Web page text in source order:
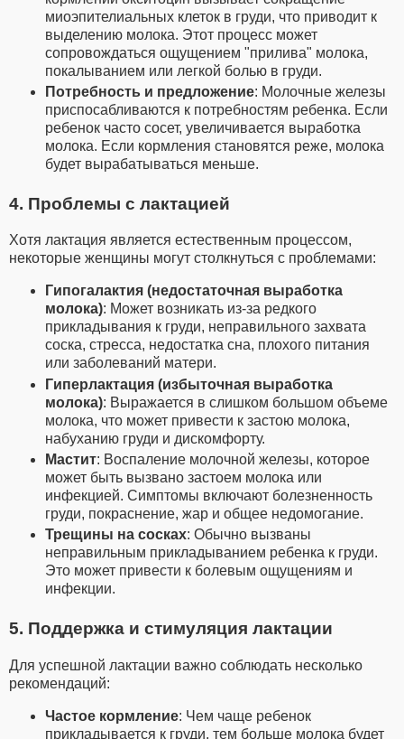
миоэпителиальных клеток в груди, что приводит к
выделению молока. Этот процесс может
сопровождаться ощущением "прилива" молока,
покалыванием или легкой болью в груди.
Потребность и предложение: Молочные железы
приспосабливаются к потребностям ребенка. Если
ребенок часто сосет, увеличивается выработка
молока. Если кормления становятся реже, молока
будет вырабатываться меньше.
4. Проблемы с лактацией
Хотя лактация является естественным процессом,
некоторые женщины могут столкнуться с проблемами:
Гипогалактия (недостаточная выработка
молока): Может возникать из-за редкого
прикладывания к груди, неправильного захвата
соска, стресса, недостатка сна, плохого питания
или заболеваний матери.
Гиперлактация (избыточная выработка
молока): Выражается в слишком большом объеме
молока, что может привести к застою молока,
набуханию груди и дискомфорту.
Мастит: Воспаление молочной железы, которое
может быть вызвано застоем молока или
инфекцией. Симптомы включают болезненность
груди, покраснение, жар и общее недомогание.
Трещины на сосках: Обычно вызваны
неправильным прикладыванием ребенка к груди.
Это может привести к болевым ощущениям и
инфекции.
5. Поддержка и стимуляция лактации
Для успешной лактации важно соблюдать несколько
рекомендаций:
Частое кормление: Чем чаще ребенок
прикладывается к груди, тем больше молока будет